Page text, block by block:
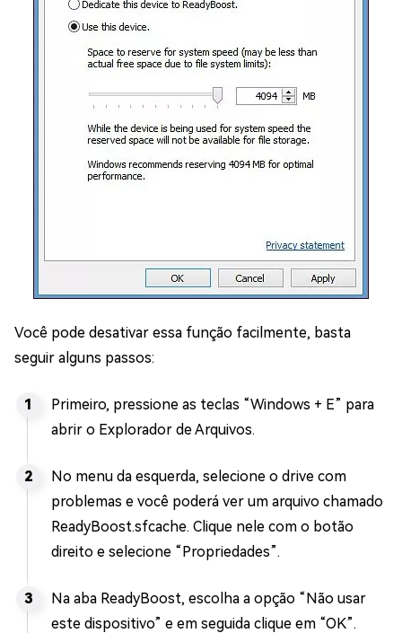
Você pode desativar essa função facilmente, basta
seguir alguns passos:
Primeiro, pressione as teclas “Windows + E” para
abrir o Explorador de Arquivos.
No menu da esquerda, selecione o drive com
problemas e você poderá ver um arquivo chamado
ReadyBoost.sfcache. Clique nele com o botão
direito e selecione “Propriedades”.
Na aba ReadyBoost, escolha a opção “Não usar
este dispositivo” e em seguida clique em “OK”.